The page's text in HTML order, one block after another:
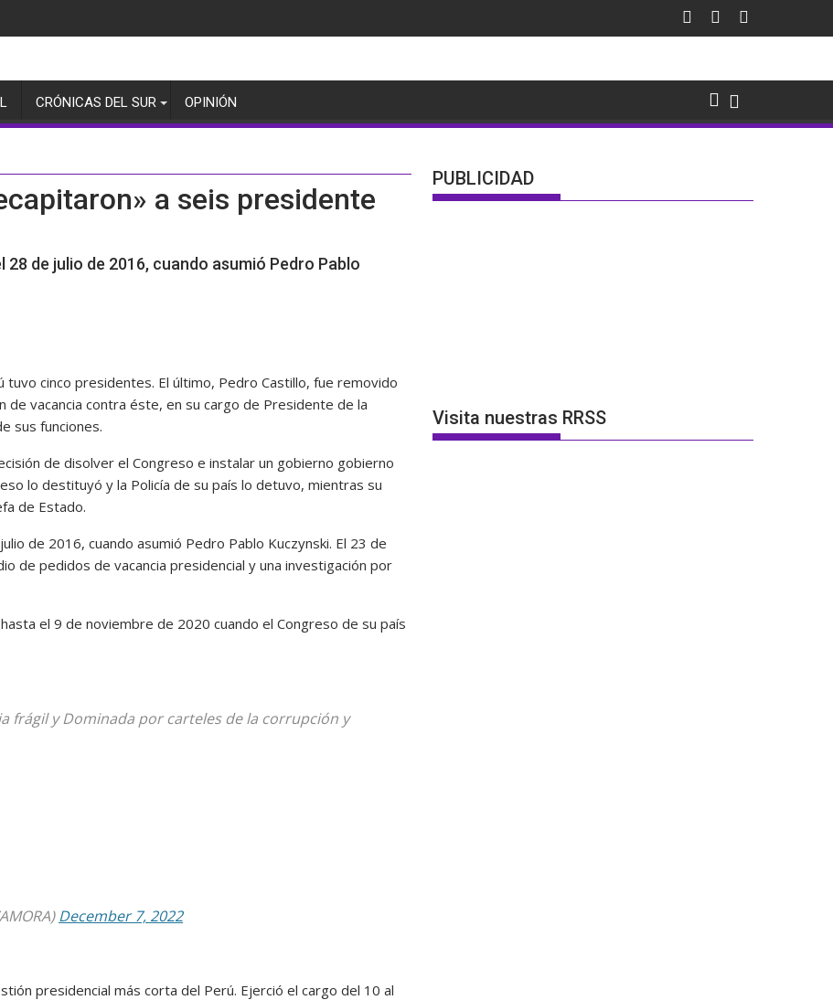
CRÓNICAS DEL SUR OPINIÓN
a seis presidente
de julio de 2016, cuando asumió Pedro Pablo
tuvo cinco presidentes. El último, Pedro Castillo, fue removido
vacancia contra éste, en su cargo de Presidente de la
sus funciones.
de disolver el Congreso e instalar un gobierno gobierno
lo destituyó y la Policía de su país lo detuvo, mientras su
de Estado.
de 2016, cuando asumió Pedro Pablo Kuczynski. El 23 de
de pedidos de vacancia presidencial y una investigación por
el 9 de noviembre de 2020 cuando el Congreso de su país
frágil y Dominada por carteles de la corrupción y
December 7, 2022
presidencial más corta del Perú. Ejerció el cargo del 10 al
PUBLICIDAD
Visita nuestras RRSS